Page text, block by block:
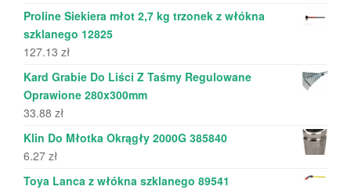
Proline Siekiera młot 2,7 kg trzonek z włókna
szklanego 12825
127.13 zł
Kard Grabie Do Liści Z Taśmy Regulowane
Oprawione 280x300mm
33.88 zł
Klin Do Młotka Okrągły 2000G 385840
6.27 zł
Toya Lanca z włókna szklanego 89541